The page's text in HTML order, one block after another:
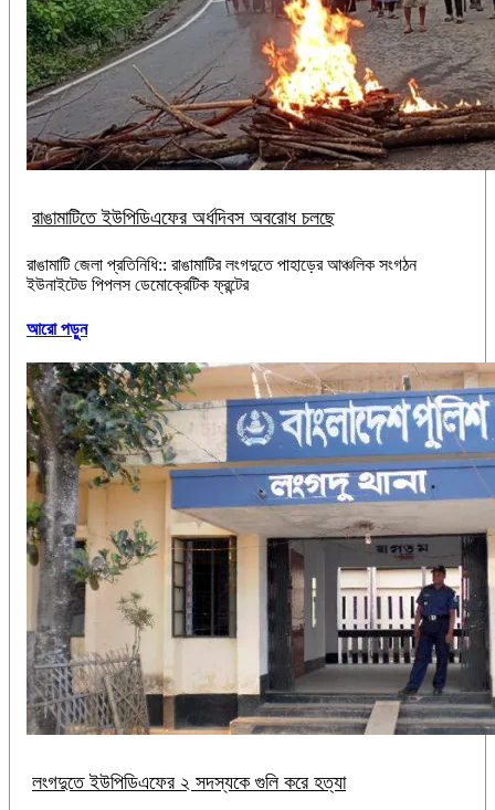
রাঙামাটিতে ইউপিডিএফের অর্ধদিবস অবরোধ চলছে
রাঙামাটি জেলা প্রতিনিধি:: রাঙামাটির লংগদুতে পাহাড়ের আঞ্চলিক সংগঠন
ইউনাইটেড পিপলস ডেমোক্রেটিক ফ্রন্টের
আরো পড়ুন
লংগদুতে ইউপিডিএফের ২ সদস্যকে গুলি করে হত্যা